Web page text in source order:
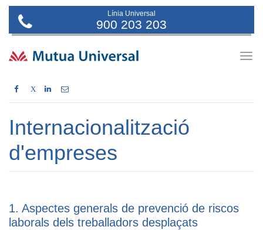
Línia Universal
900 203 203
X
Internacionalització
d'empreses
1. Aspectes generals de prevenció de riscos
laborals dels treballadors desplaçats